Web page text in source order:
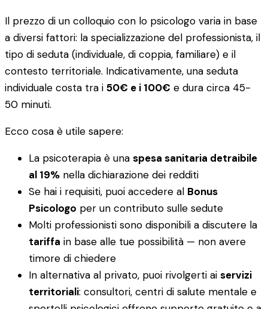
Il prezzo di un colloquio con lo psicologo varia in base
a diversi fattori: la specializzazione del professionista, il
tipo di seduta (individuale, di coppia, familiare) e il
contesto territoriale. Indicativamente, una seduta
individuale costa tra i 50€ e i 100€ e dura circa 45-
50 minuti.
Ecco cosa è utile sapere:
La psicoterapia è una spesa sanitaria detraibile
al 19% nella dichiarazione dei redditi
Se hai i requisiti, puoi accedere al Bonus
Psicologo per un contributo sulle sedute
Molti professionisti sono disponibili a discutere la
tariffa in base alle tue possibilità — non avere
timore di chiedere
In alternativa al privato, puoi rivolgerti ai servizi
territoriali: consultori, centri di salute mentale e